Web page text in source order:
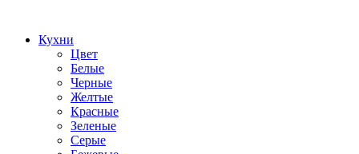
Кухни
Цвет
Белые
Черные
Желтые
Красные
Зеленые
Серые